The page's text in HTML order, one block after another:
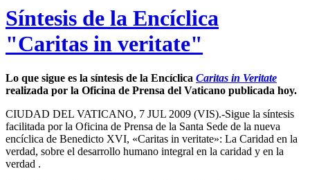
Síntesis de la Encíclica
"Caritas in veritate"
Lo que sigue es la síntesis de la Encíclica Caritas in Veritate
realizada por la Oficina de Prensa del Vaticano publicada hoy.
CIUDAD DEL VATICANO, 7 JUL 2009 (VIS).-Sigue la síntesis
facilitada por la Oficina de Prensa de la Santa Sede de la nueva
encíclica de Benedicto XVI, «Caritas in veritate»: La Caridad en la
verdad, sobre el desarrollo humano integral en la caridad y en la
verdad .